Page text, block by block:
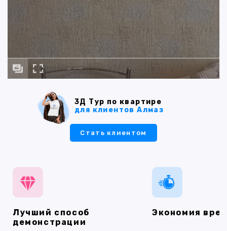
3Д Тур по квартире
для клиентов Алмаз
Стать клиентом
Лучший способ
демонстрации
Экономия